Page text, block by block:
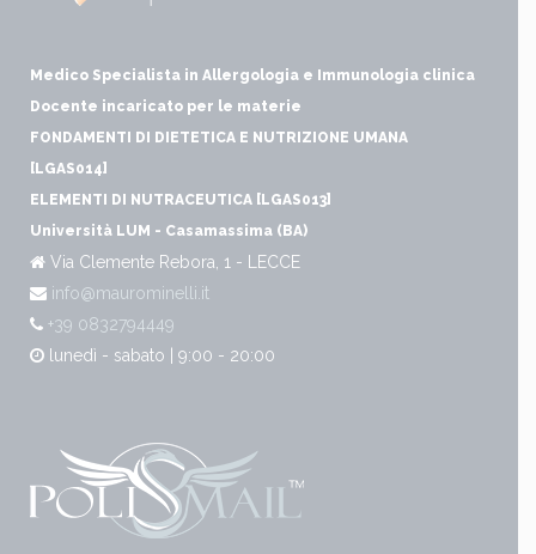
Medico Specialista in Allergologia e Immunologia clinica
Docente incaricato per le materie
FONDAMENTI DI DIETETICA E NUTRIZIONE UMANA
[LGAS014]
ELEMENTI DI NUTRACEUTICA [LGAS013]
Università LUM - Casamassima (BA)
Via Clemente Rebora, 1 - LECCE
info@maurominelli.it
+39 0832794449
lunedì - sabato | 9:00 - 20:00